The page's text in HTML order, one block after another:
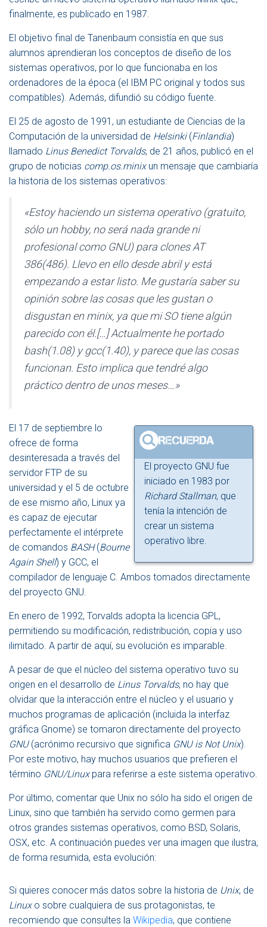
finalmente, es publicado en 1987.
El objetivo final de Tanenbaum consistía en que sus
alumnos aprendieran los conceptos de diseño de los
sistemas operativos, por lo que funcionaba en los
ordenadores de la época (el IBM PC original y todos sus
compatibles). Además, difundió su código fuente.
El 25 de agosto de 1991, un estudiante de Ciencias de la
Computación de la universidad de Helsinki(Finlandia)
llamado Linus Benedict Torvalds, de 21 años, publicó en el
grupo de noticias comp.os.minixun mensaje que cambiaría
la historia de los sistemas operativos:
«Estoy haciendo un sistema operativo (gratuito,
sólo un hobby, no será nada grande ni
profesional como GNU) para clones AT
386(486). Llevo en ello desde abril y está
empezando a estar listo. Me gustaría saber su
opinión sobre las cosas que les gustan o
disgustan en minix, ya que mi SO tiene algún
parecido con él.[…] Actualmente he portado
bash(1.08) y gcc(1.40), y parece que las cosas
funcionan. Esto implica que tendré algo
práctico dentro de unos meses…»
El proyecto GNU fue
iniciado en 1983 por
Richard Stallman, que
tenía la intención de
crear un sistema
operativo libre.
El 17 de septiembre lo
ofrece de forma
desinteresada a través del
servidor FTP de su
universidad y el 5 de octubre
de ese mismo año, Linux ya
es capaz de ejecutar
perfectamente el intérprete
de comandos BASH(Bourne
Again Shell) y GCC, el
compilador de lenguaje C. Ambos tomados directamente
del proyecto GNU.
En enero de 1992, Torvalds adopta la licencia GPL,
permitiendo su modificación, redistribución, copia y uso
ilimitado. A partir de aquí, su evolución es imparable.
A pesar de que el núcleo del sistema operativo tuvo su
origen en el desarrollo de Linus Torvalds, no hay que
olvidar que la interacción entre el núcleo y el usuario y
muchos programas de aplicación (incluida la interfaz
gráfica Gnome) se tomaron directamente del proyecto
GNU(acrónimo recursivo que significa GNU is Not Unix).
Por este motivo, hay muchos usuarios que prefieren el
término GNU/Linuxpara referirse a este sistema operativo.
Por último, comentar que Unix no sólo ha sido el origen de
Linux, sino que también ha servido como germen para
otros grandes sistemas operativos, como BSD, Solaris,
OSX, etc. A continuación puedes ver una imagen que ilustra,
de forma resumida, esta evolución:
Si quieres conocer más datos sobre la historia de Unix, de
Linuxo sobre cualquiera de sus protagonistas, te
recomiendo que consultes la Wikipedia, que contiene